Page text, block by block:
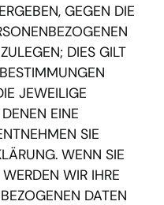
GEGEN DIE
DIES GILT
JEWEILIGE
EINE
SIE
WENN SIE
WIR IHRE
DATEN